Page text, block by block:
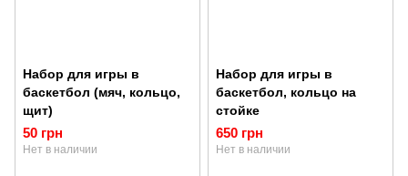
Набор для игры в
баскетбол (мяч, кольцо,
щит)
50 грн
Нет в наличии
Набор для игры в
баскетбол, кольцо на
стойке
650 грн
Нет в наличии